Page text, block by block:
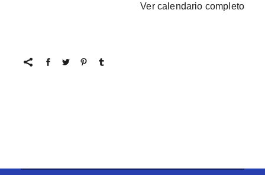
Ver calendario completo